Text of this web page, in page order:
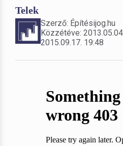
Telek
Szerző: Építésijog.hu
Közzétéve:
2015.09.17. 19:48